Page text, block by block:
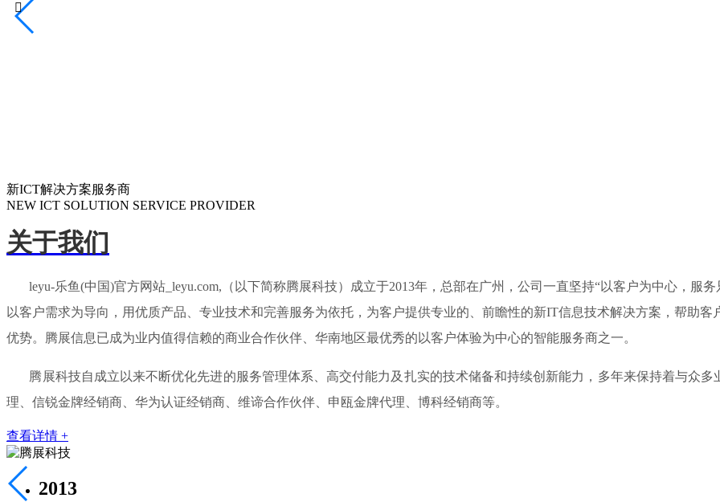
新ICT解决方案服务商
NEW ICT SOLUTION SERVICE PROVIDER

关于我们
leyu-乐鱼(中国)官方网站_leyu.com,（以下简称腾展科技）成立于2013年，总部在广州，公司一直坚持“以客户为中心，服
以客户需求为导向，用优质产品、专业技术和完善服务为依托，为客户提供专业的、前瞻性的新IT信息技术解决方案，帮助
优势。腾展信息已成为业内值得信赖的商业合作伙伴、华南地区最优秀的以客户体验为中心的智能服务商之一。
腾展科技自成立以来不断优化先进的服务管理体系、高交付能力及扎实的技术储备和持续创新能力，多年来保持着与众多
理、信锐金牌经销商、华为认证经销商、维谛合作伙伴、申瓯金牌代理、博科经销商等。
查看详情 +
2013